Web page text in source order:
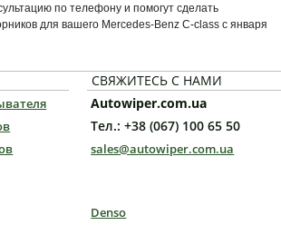
по телефону и помогут сделать
для вашего Mercedes-Benz C-class с января
СВЯЖИТЕСЬ С НАМИ
Autowiper.com.ua
Тел.: +38 (067) 100 65 50
sales@autowiper.com.ua
Denso